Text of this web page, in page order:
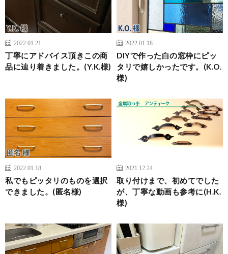
2022.01.21
丁寧にアドバイス頂きこの商
品に辿り着きました。(Y.K.様)
2022.01.18
DIYで作った白の窓枠にピッ
タリで嬉しかったです。(K.O.
様)
2022.01.18
私でもピッタリのものを選択
できました。(匿名様)
2021.12.24
取り付けまで、初めてでした
が、丁寧な動画も参考に(H.K.
様)